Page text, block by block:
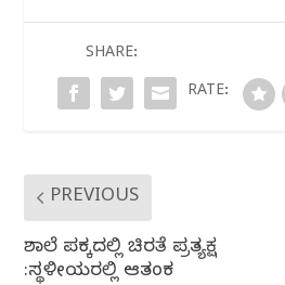
b
o
r A
p
ra
SHARE:
RATE:
PREVIOUS
ಶಾಲೆ ಪಕ್ಕದಲ್ಲಿ ಚಿರತೆ ಪ್ರತ್ಯಕ್ಷ
:ಸ್ಥಳೀಯರಲ್ಲಿ ಆತಂಕ